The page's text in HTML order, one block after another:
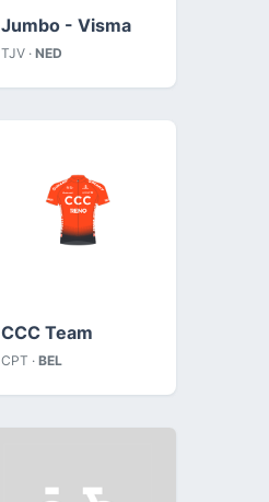
Jumbo - Visma
TJV · NED
CCC Team
CPT · BEL